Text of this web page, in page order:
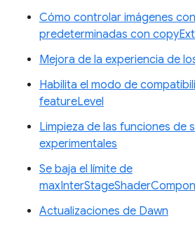
Cómo controlar imágenes
predeterminadas con
Mejora de la experiencia de
Habilita el modo de
featureLevel
Limpieza de las funciones de
experimentales
Se baja el límite de
Actualizaciones de Dawn